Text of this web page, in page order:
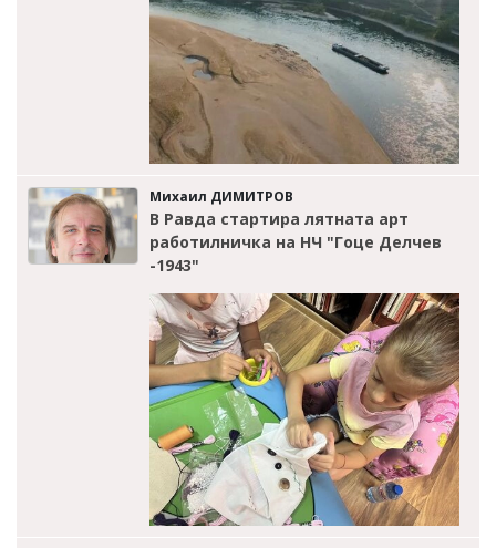
Михаил ДИМИТРОВ
В Равда стартира лятната арт
работилничка на НЧ "Гоце Делчев
-1943"